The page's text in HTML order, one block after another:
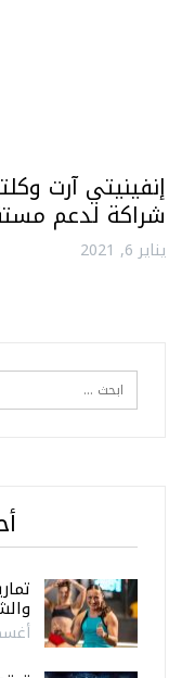
إنفينيتي آرت
شراكة لدعم
يناير 6, 2021